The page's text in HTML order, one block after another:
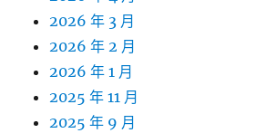
2026 年 3 月
2026 年 2 月
2026 年 1 月
2025 年 11 月
2025 年 9 月